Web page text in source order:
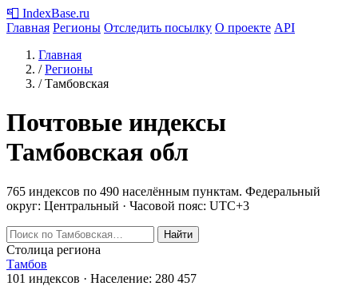
📮 IndexBase.ru
Главная Регионы Отследить посылку О проекте API
Главная
/ Регионы
/ Тамбовская
Почтовые индексы
Тамбовская обл
765 индексов по 490 населённым пунктам. Федеральный
округ: Центральный · Часовой пояс: UTC+3
Найти
Столица региона
Тамбов
101 индексов · Население: 280 457